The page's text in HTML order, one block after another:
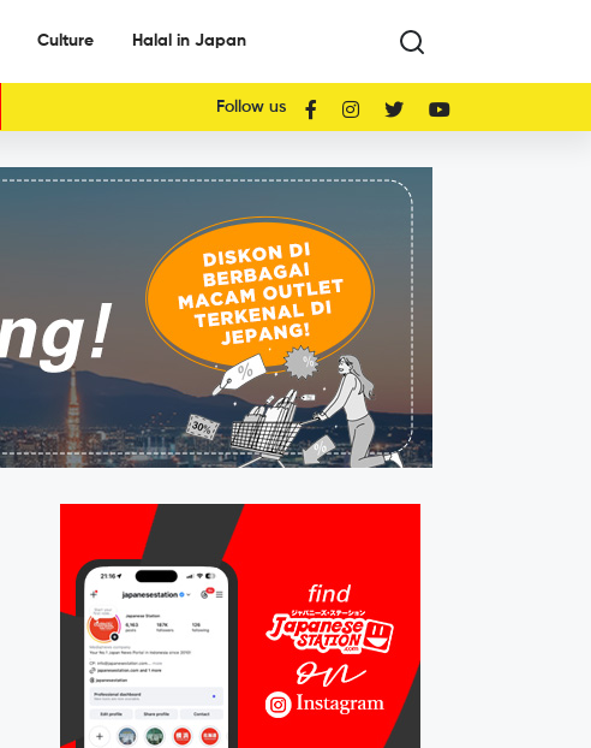
Culture Halal in Japan
Follow us